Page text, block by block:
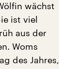
wächst
ist viel
aus der
Woms
des Jahres,